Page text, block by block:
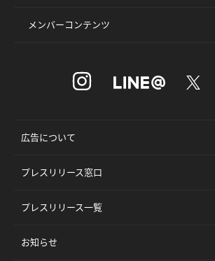
メンバーコンテンツ
広告について
プレスリリース窓口
プレスリリース一覧
お知らせ